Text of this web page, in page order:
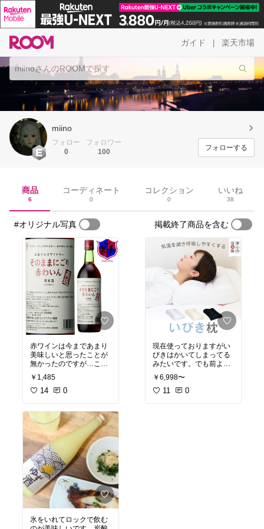
ガイド 楽天市場
miino
フォロー
0
フォロワー
100
フォローする
商品
6
コーディネート
0
コレクション
0
いいね
38
#オリジナル写真 掲載終了商品を含む
赤ワインは今まであまり
美味しいと思ったことが
無かったのですが…これ
を飲んで考えが変わりま
した！美味しいです！
￥1,485
14 0
氷をいれてロックで飲む
現在使っておりますがい
びきはかいてしまってる
みたいです。でも前より
酷くはないそうです。使
ってて嫌な感じも無いの
で、リピートします。
￥6,998〜
11 0